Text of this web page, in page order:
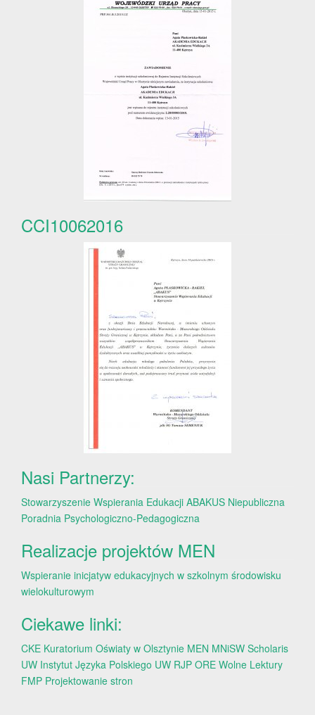
CCI10062016
Nasi Partnerzy:
Stowarzyszenie Wspierania Edukacji ABAKUS Niepubliczna
Poradnia Psychologiczno-Pedagogiczna
Realizacje projektów MEN
Wspieranie inicjatyw edukacyjnych w szkolnym środowisku
wielokulturowym
Ciekawe linki:
CKE Kuratorium Oświaty w Olsztynie MEN MNiSW Scholaris
UW Instytut Języka Polskiego UW RJP ORE Wolne Lektury
FMP Projektowanie stron